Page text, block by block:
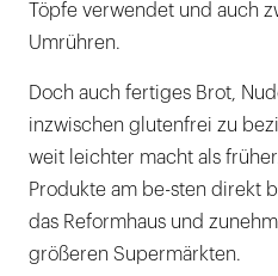
Töpfe verwendet und auch
Umrühren.
Doch auch fertiges Brot,
inzwischen glutenfrei zu
weit leichter macht als
Produkte am be-sten direkt
das Reformhaus und
größeren Supermärkten.